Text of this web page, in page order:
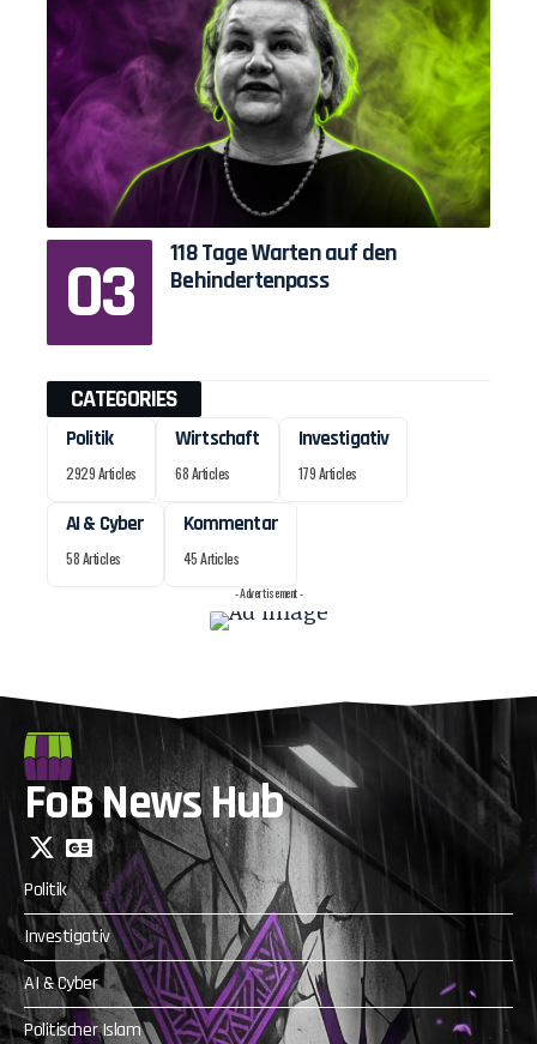
118 Tage Warten auf den
Behindertenpass
CATEGORIES
Politik
2929 Articles
Wirtschaft
68 Articles
Investigativ
179 Articles
AI & Cyber
58 Articles
Kommentar
45 Articles
- Advertisement -
FoB News Hub
Politik
Investigativ
AI & Cyber
Politischer Islam